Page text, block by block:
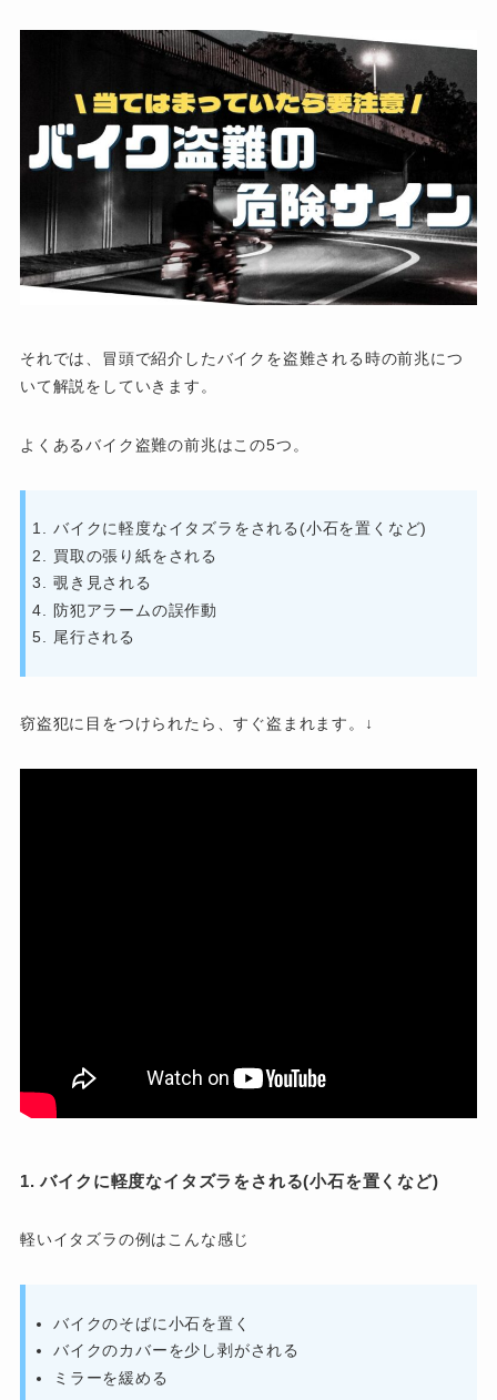
それでは、冒頭で紹介したバイクを盗難される時の前兆につ
いて解説をしていきます。
よくあるバイク盗難の前兆はこの5つ。
バイクに軽度なイタズラをされる(小石を置くなど)
買取の張り紙をされる
覗き見される
防犯アラームの誤作動
尾行される
窃盗犯に目をつけられたら、すぐ盗まれます。↓
1. バイクに軽度なイタズラをされる(小石を置くなど)
軽いイタズラの例はこんな感じ
バイクのそばに小石を置く
バイクのカバーを少し剥がされる
ミラーを緩める